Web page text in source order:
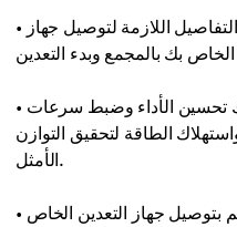
• اللازمة لتوصيل جهاز
• تحسين الأداء وضبط سرعات
الطاقة لتحقيق التوازن
الأمثل.
• بتوصيل جهاز التعدين الخاص